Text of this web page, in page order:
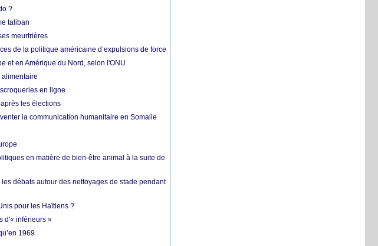
?
taliban
meurtrières
de la politique américaine d’expulsions de force
et en Amérique du Nord, selon l'ONU
alimentaire
en ligne
les élections
la communication humanitaire en Somalie
en matière de bien-être animal à la suite de
débats autour des nettoyages de stade pendant
pour les Haïtiens ?
d'« inférieurs »
1969